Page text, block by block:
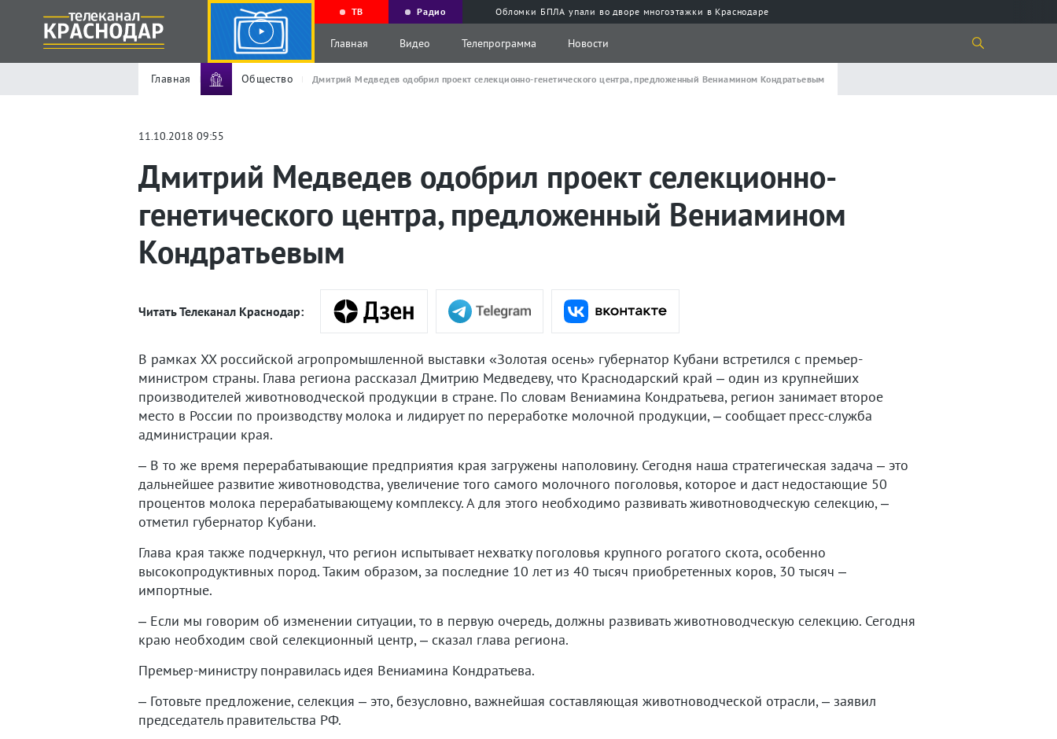
ТВ Радио Обломки БПЛА упали во дворе многоэтажки в Краснодаре
Главная Видео Телепрограмма Новости
Главная Общество Дмитрий Медведев одобрил проект селекционно-генетического центра, предложенный Вениамином Кондратьевым
11.10.2018 09:55
Дмитрий Медведев одобрил проект селекционно-
генетического центра, предложенный Вениамином
Кондратьевым
Читать Телеканал Краснодар:
В рамках XX российской агропромышленной выставки «Золотая осень» губернатор Кубани встретился с премьер-
министром страны. Глава региона рассказал Дмитрию Медведеву, что Краснодарский край – один из крупнейших
производителей животноводческой продукции в стране. По словам Вениамина Кондратьева, регион занимает второе
место в России по производству молока и лидирует по переработке молочной продукции, – сообщает пресс-служба
администрации края.
– В то же время перерабатывающие предприятия края загружены наполовину. Сегодня наша стратегическая задача – это
дальнейшее развитие животноводства, увеличение того самого молочного поголовья, которое и даст недостающие 50
процентов молока перерабатывающему комплексу. А для этого необходимо развивать животноводческую селекцию, –
отметил губернатор Кубани.
Глава края также подчеркнул, что регион испытывает нехватку поголовья крупного рогатого скота, особенно
высокопродуктивных пород. Таким образом, за последние 10 лет из 40 тысяч приобретенных коров, 30 тысяч –
импортные.
– Если мы говорим об изменении ситуации, то в первую очередь, должны развивать животноводческую селекцию. Сегодня
краю необходим свой селекционный центр, – сказал глава региона.
Премьер-министру понравилась идея Вениамина Кондратьева.
– Готовьте предложение, селекция ­– это, безусловно, важнейшая составляющая животноводческой отрасли, – заявил
председатель правительства РФ.